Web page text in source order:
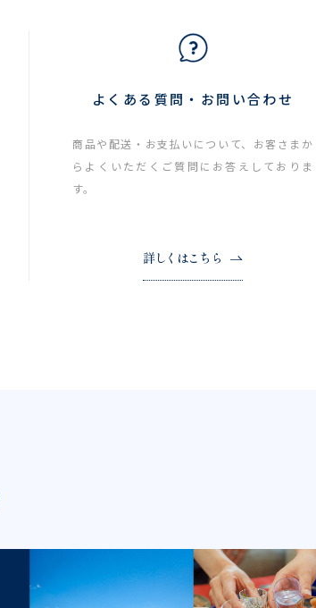
よくある質問・お問い合わせ
商品や配送・お支払いについて、お客さまか
らよくいただくご質問にお答えしておりま
す。
詳しくはこちら